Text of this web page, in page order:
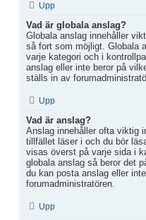
Upp
Vad är globala anslag?
Globala anslag innehåller
så fort som möjligt. Globala
varje kategori och i
anslag eller inte beror på
ställs in av
Upp
Vad är anslag?
Anslag innehåller ofta viktig
tillfället läser i och du bör
visas överst på varje sida i
globala anslag så beror det
du kan posta anslag eller
forumadministratören.
Upp